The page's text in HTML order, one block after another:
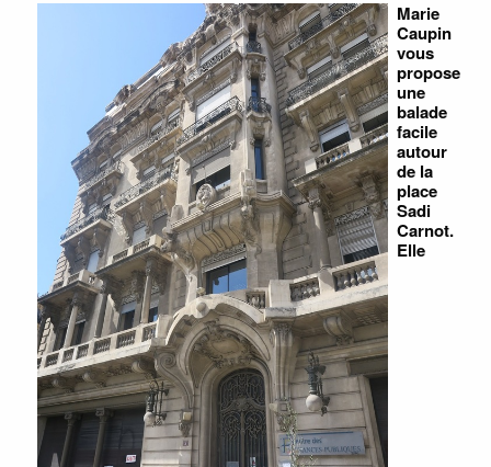
Marie
Caupin
vous
propose
une
balade
facile
autour
de la
place
Sadi
Carnot.
Elle